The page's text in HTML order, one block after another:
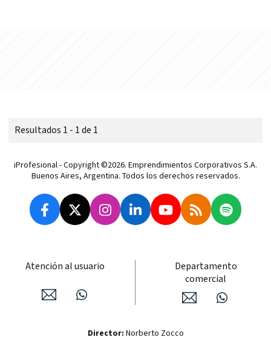
Resultados 1 - 1 de 1
iProfesional - Copyright ©2026. Emprendimientos Corporativos S.A.
Buenos Aires, Argentina. Todos los derechos reservados.
Atención al usuario
Departamento
comercial
Director: Norberto Zocco